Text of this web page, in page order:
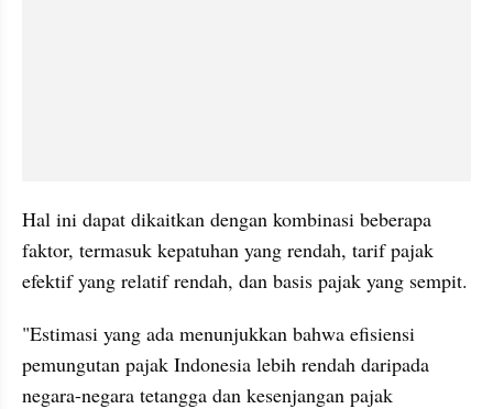
Hal ini dapat dikaitkan dengan kombinasi beberapa
faktor, termasuk kepatuhan yang rendah, tarif pajak
efektif yang relatif rendah, dan basis pajak yang sempit.
"Estimasi yang ada menunjukkan bahwa efisiensi
pemungutan pajak Indonesia lebih rendah daripada
negara-negara tetangga dan kesenjangan pajak